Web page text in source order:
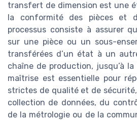
transfert de dimension est une
la conformité des pièces et
processus consiste à assurer
sur une pièce ou un sous-
transférées d’un état à un
chaîne de production, jusqu’à
maîtrise est essentielle pour
strictes de qualité et de
collection de données, du
de la métrologie ou de la